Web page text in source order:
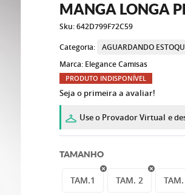
MANGA LONGA
Sku:642D799F72C59
Categoria:
AGUARDANDO
Marca: Elegance Camisas
PRODUTO INDISPONÍVEL
Seja o primeira a avaliar!
Use o Provador Virtual e
TAMANHO
TAM.1 TAM. 2